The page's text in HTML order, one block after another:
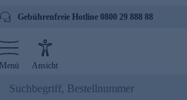
Gebührenfreie Hotline 0800 29 888 88
Menü Ansicht